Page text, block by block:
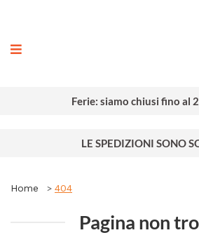
Ferie: siamo chiusi fino al
LE SPEDIZIONI SONO
Home 404
Pagina non